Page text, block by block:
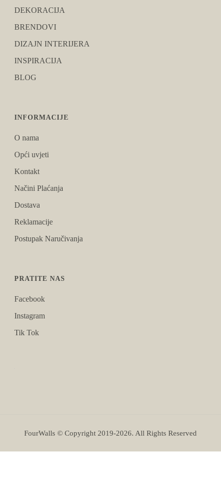
DEKORACIJA
BRENDOVI
DIZAJN INTERIJERA
INSPIRACIJA
BLOG
INFORMACIJE
O nama
Opći uvjeti
Kontakt
Načini Plaćanja
Dostava
Reklamacije
Postupak Naručivanja
PRATITE NAS
Facebook
Instagram
Tik Tok